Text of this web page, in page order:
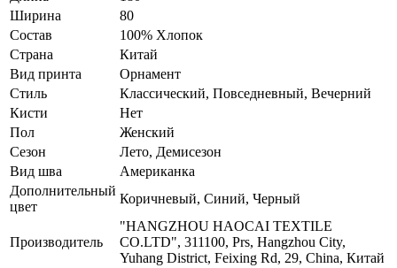
Ширина
80
Состав
100% Хлопок
Страна
Китай
Вид принта
Орнамент
Стиль
Классический, Повседневный, Вечерний
Кисти
Нет
Пол
Женский
Сезон
Лето, Демисезон
Вид шва
Американка
Дополнительный
цвет
Коричневый, Синий, Черный
Производитель
"HANGZHOU HAOCAI TEXTILE
CO.LTD", 311100, Prs, Hangzhou City,
Yuhang District, Feixing Rd, 29, China, Китай